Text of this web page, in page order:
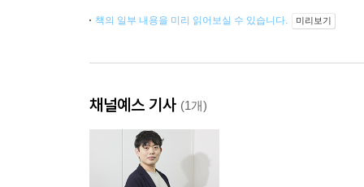
책의 일부 내용을 미리 읽어보실 수 있습니다. 미리보기
채널예스 기사 (1개)